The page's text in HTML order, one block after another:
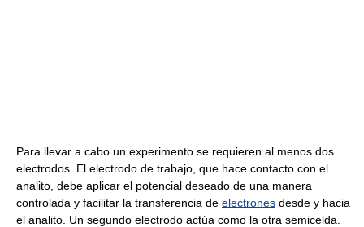
Para llevar a cabo un experimento se requieren al menos dos
electrodos. El electrodo de trabajo, que hace contacto con el
analito, debe aplicar el potencial deseado de una manera
controlada y facilitar la transferencia de electrones desde y hacia
el analito. Un segundo electrodo actúa como la otra semicelda.